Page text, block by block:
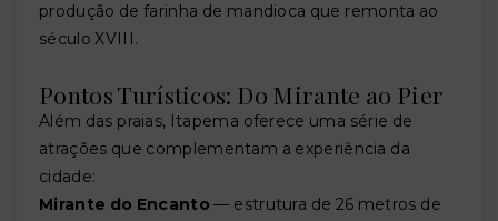
produção de farinha de mandioca que remonta ao
século XVIII.
Pontos Turísticos: Do Mirante ao Pier
Além das praias, Itapema oferece uma série de
atrações que complementam a experiência da
cidade:
Mirante do Encanto — estrutura de 26 metros de